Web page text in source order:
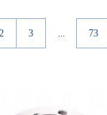
2 3 ... 73